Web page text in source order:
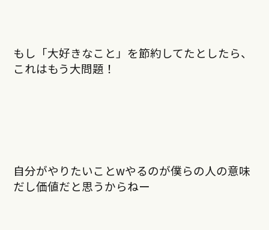
もし「大好きなこと」を節約してたとしたら、
これはもう大問題！
自分がやりたいことwやるのが僕らの人の意味
だし価値だと思うからねー